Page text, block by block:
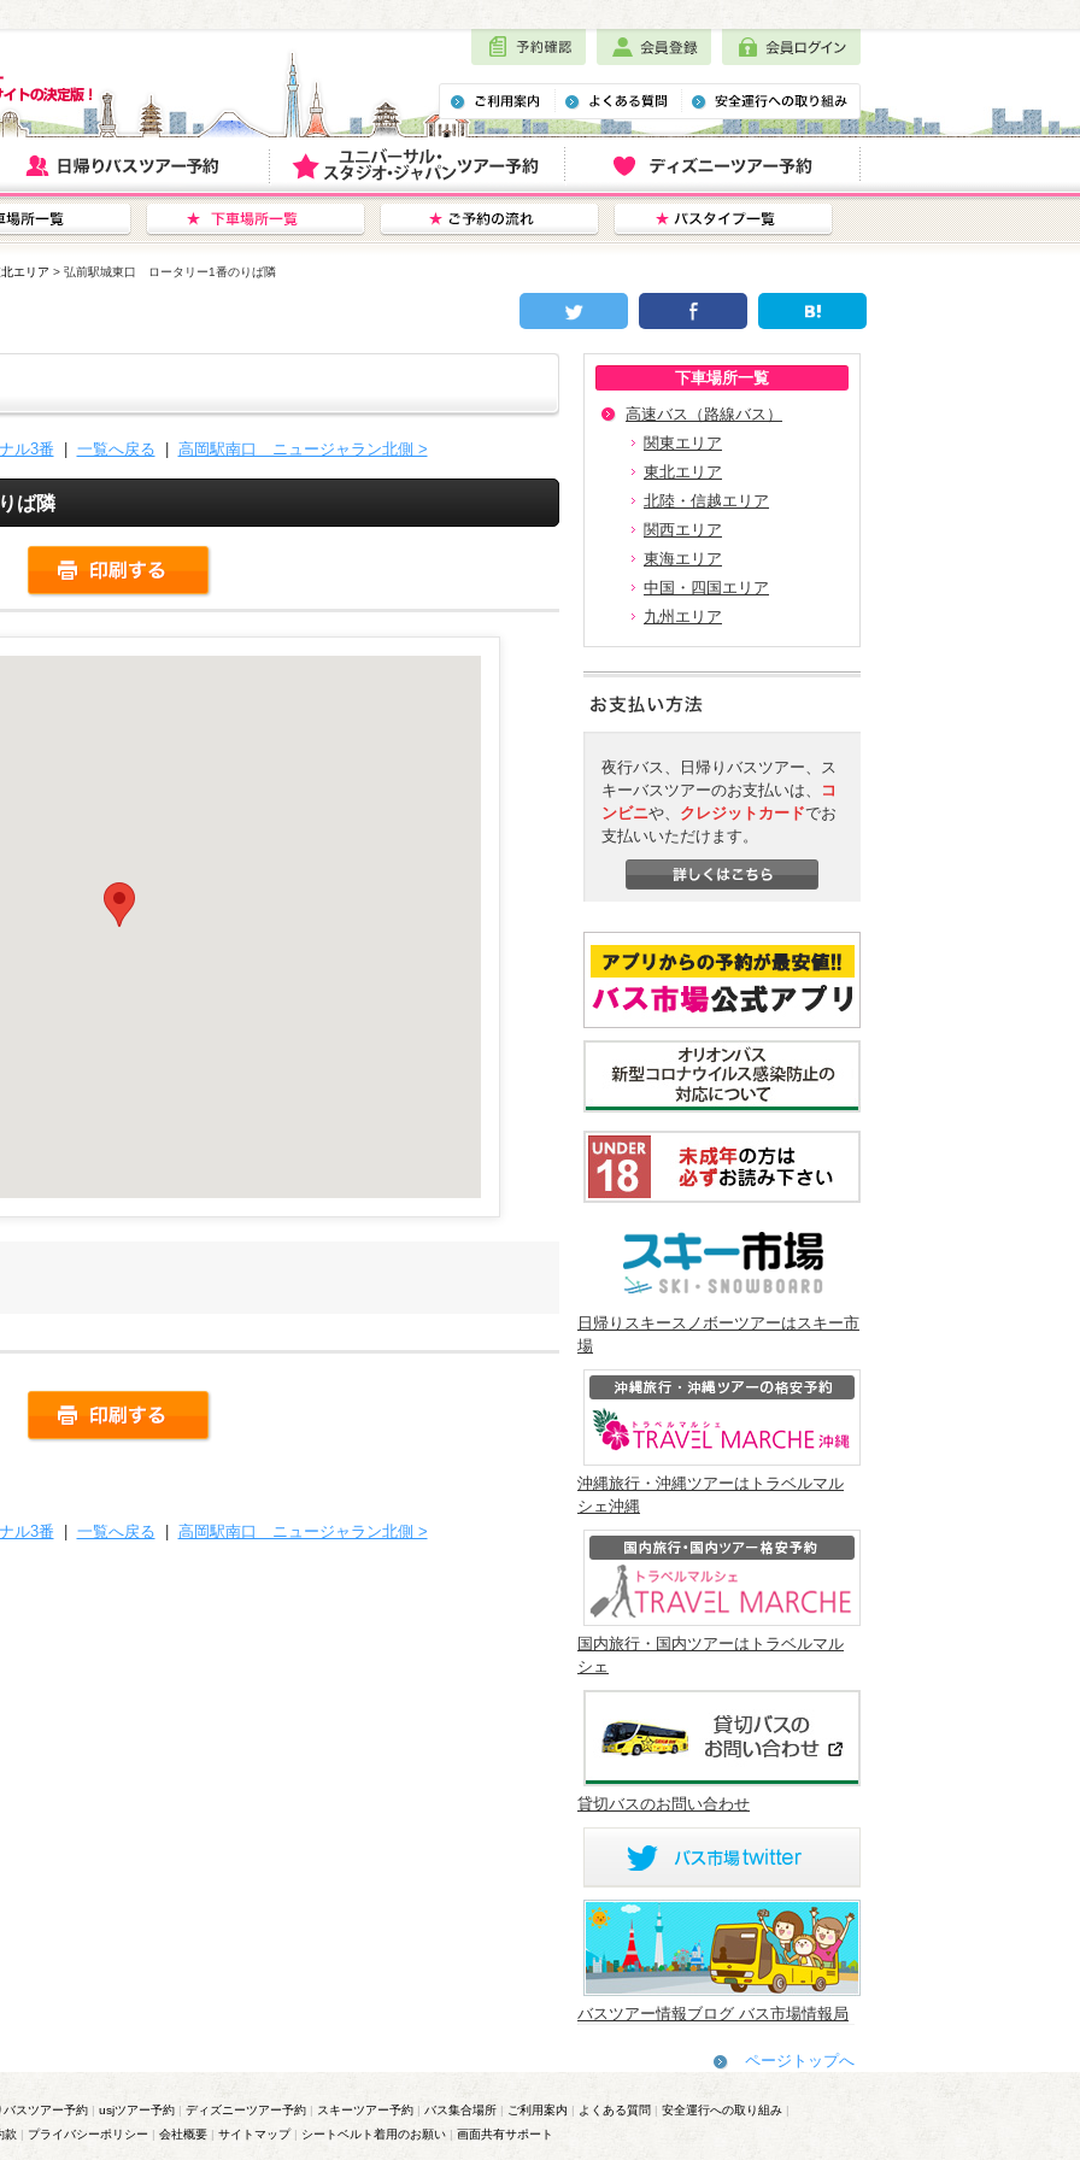
エリア > 弘前駅城東口 ロータリー1番のりば隣
下車場所一覧
高速バス（路線バス）
関東エリア
東北エリア
北陸・信越エリア
関西エリア
東海エリア
中国・四国エリア
九州エリア
夜行バス、日帰りバスツアー、ス
キーバスツアーのお支払いは、
コ
ンビニや、 クレジットカードでお
支払いいただけます。
日帰りスキースノボーツアーはスキー市
場
沖縄旅行・沖縄ツアーはトラベルマル
シェ沖縄
国内旅行・国内ツアーはトラベルマル
シェ
貸切バスのお問い合わせ
バスツアー情報ブログ バス市場情報局
ル3番 一覧へ戻る 高岡駅南口 ニュージャラン北側 >
ば隣
ル3番 一覧へ戻る 高岡駅南口 ニュージャラン北側 >
ページトップへ
バスツアー予約 | usjツアー予約 | ディズニーツアー予約 | スキーツアー予約 | バス集合場所 | ご利用案内 | よくある質問 | 安全運行への取り組み |
款 | プライバシーポリシー | 会社概要 | サイトマップ| シートベルト着用のお願い | 画面共有サポート